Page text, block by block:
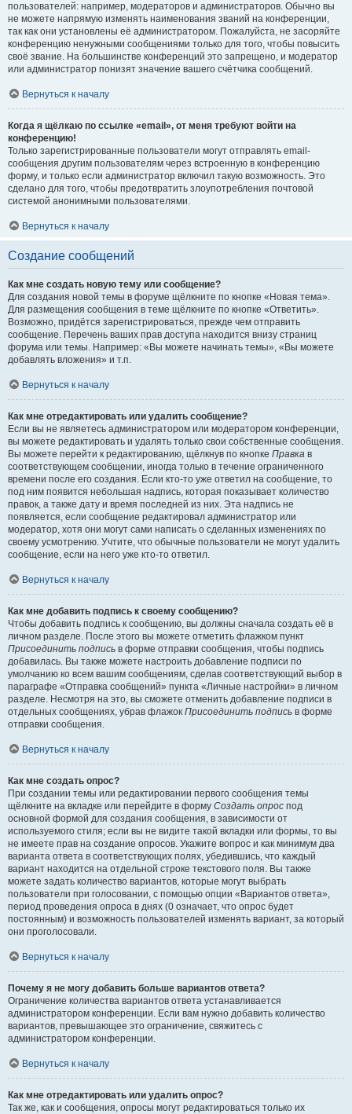
пользователей: например, модераторов и администраторов. Обычно вы
не можете напрямую изменять наименования званий на конференции,
так как они установлены её администратором. Пожалуйста, не засоряйте
конференцию ненужными сообщениями только для того, чтобы повысить
своё звание. На большинстве конференций это запрещено, и модератор
или администратор понизят значение вашего счётчика сообщений.
Вернуться к началу
Когда я щёлкаю по ссылке «email», от меня требуют войти на
конференцию!
Только зарегистрированные пользователи могут отправлять email-
сообщения другим пользователям через встроенную в конференцию
форму, и только если администратор включил такую возможность. Это
сделано для того, чтобы предотвратить злоупотребления почтовой
системой анонимными пользователями.
Вернуться к началу
Создание сообщений
Как мне создать новую тему или сообщение?
Для создания новой темы в форуме щёлкните по кнопке «Новая тема».
Для размещения сообщения в теме щёлкните по кнопке «Ответить».
Возможно, придётся зарегистрироваться, прежде чем отправить
сообщение. Перечень ваших прав доступа находится внизу страниц
форума или темы. Например: «Вы можете начинать темы», «Вы можете
добавлять вложения» и т.п.
Вернуться к началу
Как мне отредактировать или удалить сообщение?
Если вы не являетесь администратором или модератором конференции,
вы можете редактировать и удалять только свои собственные сообщения.
Вы можете перейти к редактированию, щёлкнув по кнопке Правка в
соответствующем сообщении, иногда только в течение ограниченного
времени после его создания. Если кто-то уже ответил на сообщение, то
под ним появится небольшая надпись, которая показывает количество
правок, а также дату и время последней из них. Эта надпись не
появляется, если сообщение редактировал администратор или
модератор, хотя они могут сами написать о сделанных изменениях по
своему усмотрению. Учтите, что обычные пользователи не могут удалить
сообщение, если на него уже кто-то ответил.
Вернуться к началу
Как мне добавить подпись к своему сообщению?
Чтобы добавить подпись к сообщению, вы должны сначала создать её в
личном разделе. После этого вы можете отметить флажком пункт
Присоединить подпись в форме отправки сообщения, чтобы подпись
добавилась. Вы также можете настроить добавление подписи по
умолчанию ко всем вашим сообщениям, сделав соответствующий выбор в
параграфе «Отправка сообщений» пункта «Личные настройки» в личном
разделе. Несмотря на это, вы сможете отменить добавление подписи в
отдельных сообщениях, убрав флажок Присоединить подпись в форме
отправки сообщения.
Вернуться к началу
Как мне создать опрос?
При создании темы или редактировании первого сообщения темы
щёлкните на вкладке или перейдите в форму Создать опрос под
основной формой для создания сообщения, в зависимости от
используемого стиля; если вы не видите такой вкладки или формы, то вы
не имеете прав на создание опросов. Укажите вопрос и как минимум два
варианта ответа в соответствующих полях, убедившись, что каждый
вариант находится на отдельной строке текстового поля. Вы также
можете задать количество вариантов, которые могут выбрать
пользователи при голосовании, с помощью опции «Вариантов ответа»,
период проведения опроса в днях (0 означает, что опрос будет
постоянным) и возможность пользователей изменять вариант, за который
они проголосовали.
Вернуться к началу
Почему я не могу добавить больше вариантов ответа?
Ограничение количества вариантов ответа устанавливается
администратором конференции. Если вам нужно добавить количество
вариантов, превышающее это ограничение, свяжитесь с
администратором конференции.
Вернуться к началу
Как мне отредактировать или удалить опрос?
Так же, как и сообщения, опросы могут редактироваться только их